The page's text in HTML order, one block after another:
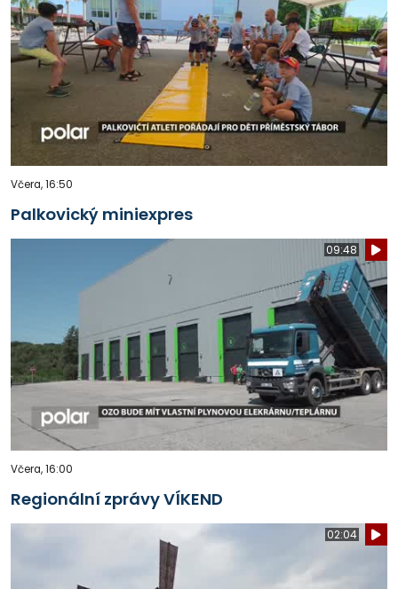
Včera, 16:50
Palkovický miniexpres
09:48
Včera, 16:00
Regionální zprávy VÍKEND
02:04